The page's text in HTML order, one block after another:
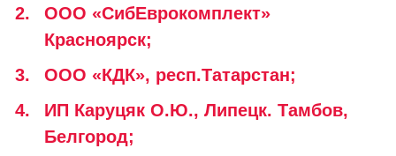
ООО «СибЕврокомплект»
Красноярск;
ООО «КДК», респ.Татарстан;
ИП Каруцяк О.Ю., Липецк. Тамбов,
Белгород;